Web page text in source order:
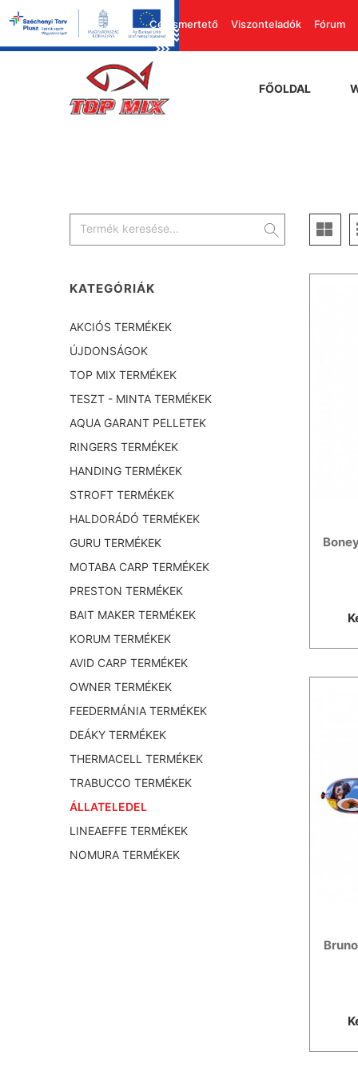
Cégismertető Viszonteladók Fórum
FŐOLDAL
KATEGÓRIÁK
AKCIÓS TERMÉKEK
ÚJDONSÁGOK
TOP MIX TERMÉKEK
TESZT - MINTA TERMÉKEK
AQUA GARANT PELLETEK
RINGERS TERMÉKEK
HANDING TERMÉKEK
STROFT TERMÉKEK
HALDORÁDÓ TERMÉKEK
GURU TERMÉKEK
MOTABA CARP TERMÉKEK
PRESTON TERMÉKEK
BAIT MAKER TERMÉKEK
KORUM TERMÉKEK
AVID CARP TERMÉKEK
OWNER TERMÉKEK
FEEDERMÁNIA TERMÉKEK
DEÁKY TERMÉKEK
THERMACELL TERMÉKEK
TRABUCCO TERMÉKEK
ÁLLATELEDEL
LINEAEFFE TERMÉKEK
NOMURA TERMÉKEK